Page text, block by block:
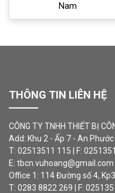
Nam
THÔNG TIN LIÊN HỆ
CÔNG TY TNHH THIẾT BỊ
Add: Khu 2 - Ấp 7 - An
T: 02513511 115 | F:
E: tbcn.vuhoang@gmail.com
Office 1: 114 Đường số 4,
T: 0283 8822 269 | F: